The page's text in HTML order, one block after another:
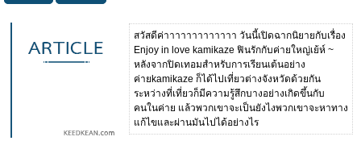
สวัสดีค่าาาาาาาาาาาาา วันนี้เปิดฉากนิยายกับเรื่อง
Enjoy in love kamikaze ฟินรักกับค่ายใหญ่เย้ห์ ~
หลังจากปิดเทอมสำหรับการเรียนเต้นอย่าง
ค่ายkamikaze ก็ได้ไปเที่ยวต่างจังหวัดด้วยกัน
ระหว่างที่เที่ยวก็มีความรู้สึกบางอย่างเกิดขึ้นกับ
คนในค่าย แล้วพวกเขาจะเป็นยังไงพวกเขาจะหาทาง
แก้ไขและผ่านมันไปได้อย่างไร